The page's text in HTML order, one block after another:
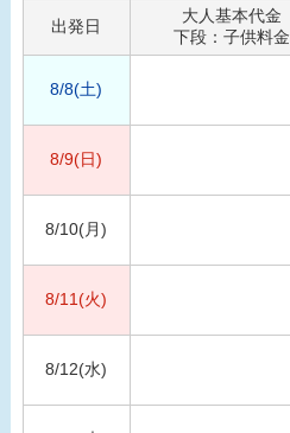
出発日
大人基本代金
下段：子供料金
8/8(土)
8/9(日)
8/10(月)
8/11(火)
8/12(水)